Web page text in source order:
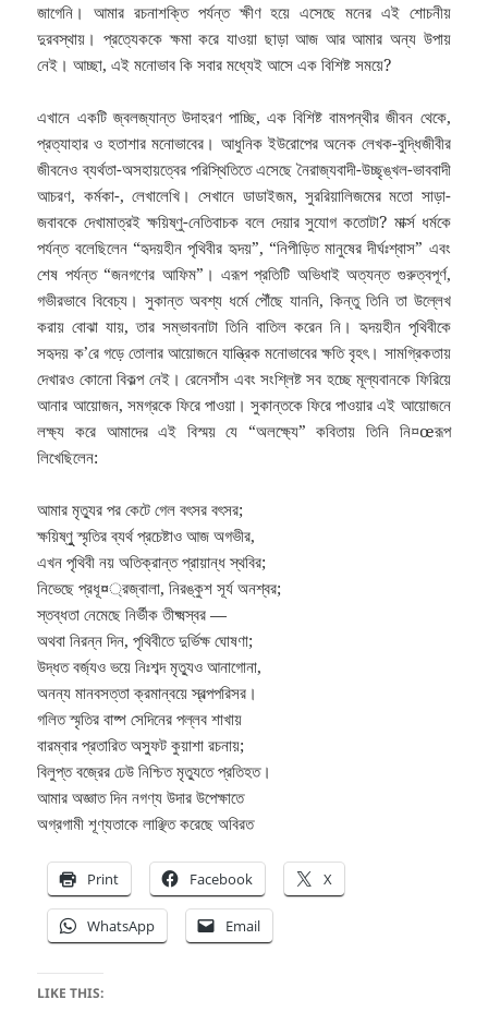
জাগেনি। আমার রচনাশক্তি পর্যন্ত ক্ষীণ হয়ে এসেছে মনের এই শোচনীয়
দুরবস্থায়। প্রত্যেককে ক্ষমা করে যাওয়া ছাড়া আজ আর আমার অন্য উপায়
নেই। আচ্ছা, এই মনোভাব কি সবার মধ্যেই আসে এক বিশিষ্ট সময়ে?
এখানে একটি জ্বলজ্যান্ত উদাহরণ পাচ্ছি, এক বিশিষ্ট বামপন্থীর জীবন থেকে,
প্রত্যাহার ও হতাশার মনোভাবের। আধুনিক ইউরোপের অনেক লেখক-বুদ্ধিজীবীর
জীবনেও ব্যর্থতা-অসহায়ত্বের পরিস্থিতিতে এসেছে নৈরাজ্যবাদী-উচ্ছৃঙ্খল-ভাববাদী
আচরণ, কর্মকা-, লেখালেখি। সেখানে ডাডাইজম, সুররিয়ালিজমের মতো সাড়া-
জবাবকে দেখামাত্রই ক্ষয়িষ্ণু-নেতিবাচক বলে দেয়ার সুযোগ কতোটা? মার্ক্স ধর্মকে
পর্যন্ত বলেছিলেন “হৃদয়হীন পৃথিবীর হৃদয়”, “নিপীড়িত মানুষের দীর্ঘঃশ্বাস” এবং
শেষ পর্যন্ত “জনগণের আফিম”। এরূপ প্রতিটি অভিধাই অত্যন্ত গুরুত্বপূর্ণ,
গভীরভাবে বিবেচ্য। সুকান্ত অবশ্য ধর্মে পৌঁছে যাননি, কিন্তু তিনি তা উল্লেখ
করায় বোঝা যায়, তার সম্ভাবনাটা তিনি বাতিল করেন নি। হৃদয়হীন পৃথিবীকে
সহৃদয় ক’রে গড়ে তোলার আয়োজনে যান্ত্রিক মনোভাবের ক্ষতি বৃহৎ। সামগ্রিকতায়
দেখারও কোনো বিকল্প নেই। রেনেসাঁস এবং সংশ্লিষ্ট সব হচ্ছে মূল্যবানকে ফিরিয়ে
আনার আয়োজন, সমগ্রকে ফিরে পাওয়া। সুকান্তকে ফিরে পাওয়ার এই আয়োজনে
লক্ষ্য করে আমাদের এই বিস্ময় যে “অলক্ষ্যে” কবিতায় তিনি নি¤œরূপ
লিখেছিলেন:
আমার মৃত্যুর পর কেটে গেল বৎসর বৎসর;
ক্ষয়িষ্ণুু স্মৃতির ব্যর্থ প্রচেষ্টাও আজ অগভীর,
এখন পৃথিবী নয় অতিক্রান্ত প্রায়ান্ধ স্থবির;
নিভেছে প্রধূ¤্রজ্বালা, নিরঙ্কুশ সূর্য অনশ্বর;
স্তব্ধতা নেমেছে নির্ভীক তীক্ষ্মস্বর —
অথবা নিরন্ন দিন, পৃথিবীতে দুর্ভিক্ষ ঘোষণা;
উদ্ধত বর্জ্যও ভয়ে নিঃশব্দ মৃত্যুও আনাগোনা,
অনন্য মানবসত্তা ক্রমান্বয়ে স্বল্পপরিসর।
গলিত স্মৃতির বাষ্প সেদিনের পল্লব শাখায়
বারম্বার প্রতারিত অস্ফুট কুয়াশা রচনায়;
বিলুপ্ত বজ্রের ঢেউ নিশ্চিত মৃত্যুতে প্রতিহত।
আমার অজ্ঞাত দিন নগণ্য উদার উপেক্ষাতে
অগ্রগামী শূণ্যতাকে লাঞ্ছিত করেছে অবিরত
Print Facebook X
WhatsApp Email
LIKE THIS: